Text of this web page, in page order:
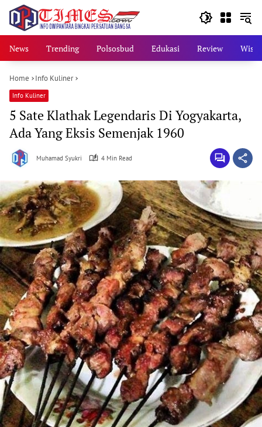
content
News Trending Polsosbud Edukasi Review
Home Info Kuliner
Info Kuliner
5 Sate Klathak Legendaris Di Yogyakarta,
Ada Yang Eksis Semenjak 1960
Muhamad Syukri
4 Min Read
I
L
2
9
,
2
0
2
3